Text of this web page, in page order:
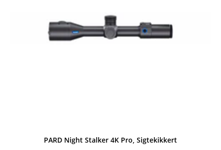
PARD Night Stalker 4K Pro, Sigtekikkert